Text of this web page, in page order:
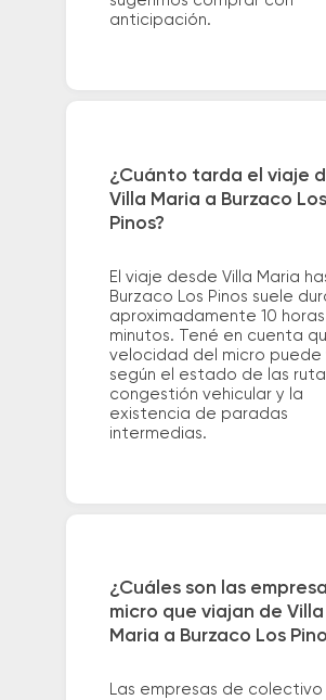
anticipación.
¿Cuánto tarda el viaje
Villa Maria a Burzaco Los
Pinos?
El viaje desde Villa Maria
Burzaco Los Pinos suele
aproximadamente 10 horas
minutos. Tené en cuenta
velocidad del micro puede
según el estado de las
congestión vehicular y la
existencia de paradas
intermedias.
¿Cuáles son las
micro que viajan de Villa
Maria a Burzaco Los
Las empresas de colectivo